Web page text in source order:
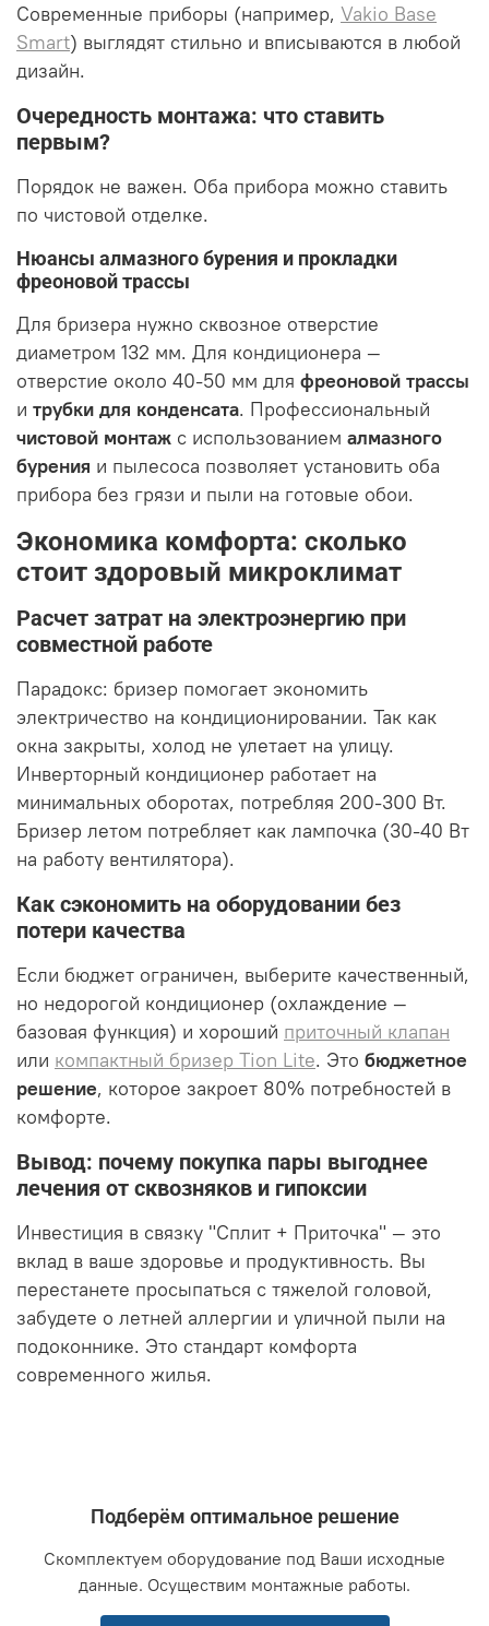
Современные приборы (например, Vakio Base
Smart) выглядят стильно и вписываются в любой
дизайн.
Очередность монтажа: что ставить
первым?
Порядок не важен. Оба прибора можно ставить
по чистовой отделке.
Нюансы алмазного бурения и прокладки
фреоновой трассы
Для бризера нужно сквозное отверстие
диаметром 132 мм. Для кондиционера —
отверстие около 40-50 мм для фреоновой трассы
и трубки для конденсата. Профессиональный
чистовой монтаж с использованием алмазного
бурения и пылесоса позволяет установить оба
прибора без грязи и пыли на готовые обои.
Экономика комфорта: сколько
стоит здоровый микроклимат
Расчет затрат на электроэнергию при
совместной работе
Парадокс: бризер помогает экономить
электричество на кондиционировании. Так как
окна закрыты, холод не улетает на улицу.
Инверторный кондиционер работает на
минимальных оборотах, потребляя 200-300 Вт.
Бризер летом потребляет как лампочка (30-40 Вт
на работу вентилятора).
Как сэкономить на оборудовании без
потери качества
Если бюджет ограничен, выберите качественный,
но недорогой кондиционер (охлаждение —
базовая функция) и хороший приточный клапан
или компактный бризер Tion Lite. Это бюджетное
решение, которое закроет 80% потребностей в
комфорте.
Вывод: почему покупка пары выгоднее
лечения от сквозняков и гипоксии
Инвестиция в связку "Сплит + Приточка" — это
вклад в ваше здоровье и продуктивность. Вы
перестанете просыпаться с тяжелой головой,
забудете о летней аллергии и уличной пыли на
подоконнике. Это стандарт комфорта
современного жилья.
Подберём оптимальное решение
Скомплектуем оборудование под Ваши исходные
данные. Осуществим монтажные работы.